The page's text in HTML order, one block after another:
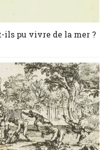
ils pu vivre de la mer ?